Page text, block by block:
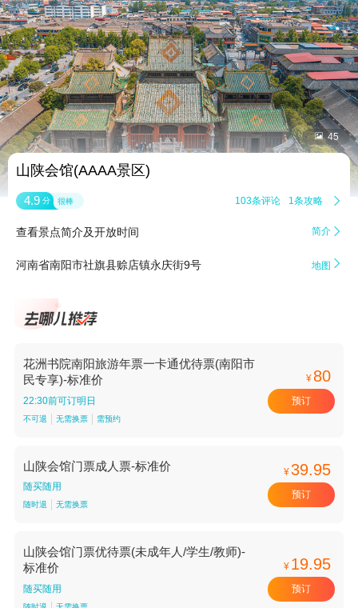
 45
山陕会馆(AAAA景区)
4.9 分 很棒 103条评论 1条攻略 
查看景点简介及开放时间 简介 
河南省南阳市社旗县赊店镇永庆街9号 地图 
花洲书院南阳旅游年票一卡通优待票(南阳市
民专享)-标准价
22:30前可订明日
不可退 无需换票 需预约
¥ 80
预订
山陕会馆门票成人票-标准价
随买随用
随时退 无需换票
¥39.95
预订
山陕会馆门票优待票(未成年人/学生/教师)-
标准价
随买随用
¥ 19.95
预订
